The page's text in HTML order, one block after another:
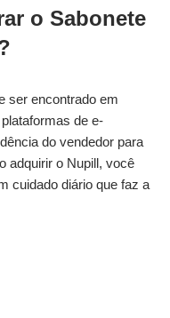
o Sabonete
ser encontrado em
de e-
do vendedor para
adquirir o Nupill, você
cuidado diário que faz a